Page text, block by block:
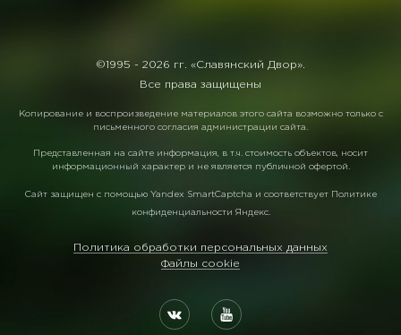
©1995 - 2026 гг. «Славянский Двор».
Все права защищены
Копирование и воспроизведение материалов этого сайта возможно только с
письменного согласия администрации сайта.
Представленная на сайте информация, в т.ч. стоимость объектов, носит
информационный характер и не является публичной офертой.
Сайт защищен с помощью Yandex SmartCaptcha и соответствует Политике
конфиденциальности Яндекс.
Политика обработки персональных данных
Файлы cookie